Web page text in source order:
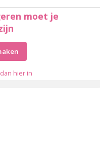
moet je
hier in